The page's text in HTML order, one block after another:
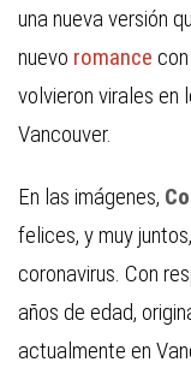
una nueva versión
nuevo romance
volvieron virales en
Vancouver.
En las imágenes,
felices, y muy
coronavirus. Con
años de edad,
actualmente en